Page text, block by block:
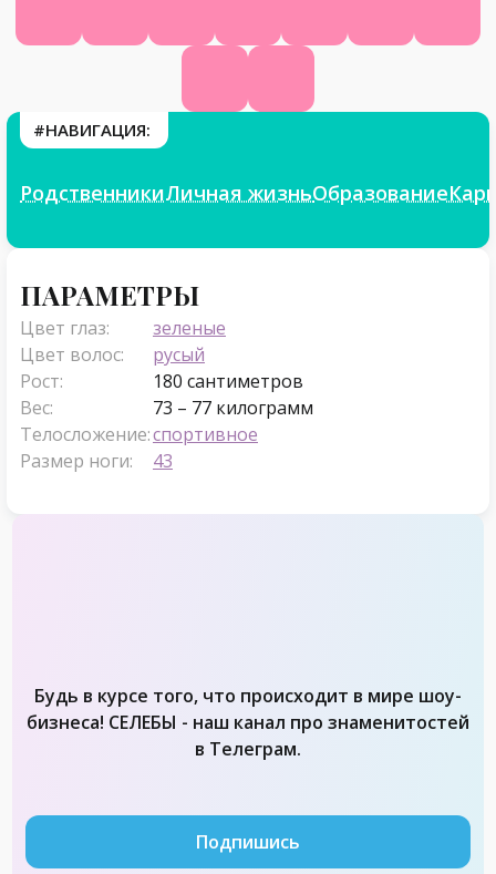
#НАВИГАЦИЯ:
РодственникиЛичная жизньОбразование
ПАРАМЕТРЫ
Цвет глаз:
зеленые
Цвет волос:
русый
Рост:
180 сантиметров
Вес:
73 – 77 килограмм
Телосложение:спортивное
Размер ноги:
43
Будь в курсе того, что происходит в мире шоу-
бизнеса! СЕЛЕБЫ - наш канал про знаменитостей
в Телеграм.
Подпишись